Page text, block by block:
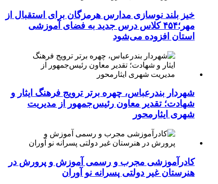
خیز بلند نوسازی مدارس هرمزگان برای استقبال از
مهر؛۴۵۴ کلاس درس جدید به فضای آموزشی
استان افزوده می‌شود
شهردار بندرعباس، چهره برتر ترویج فرهنگ ایثار و
شهادت؛ تقدیر معاون رئیس‌جمهور از مدیریت
شهری ایثارمحور
کادرآموزشی مجرب و رسمی آموزش و پرورش در
هنرستان غیر دولتی پسرانه نو آوران